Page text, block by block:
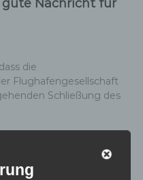
gute Nachricht für
die
Flughafengesellschaft
Schließung des
,SPD